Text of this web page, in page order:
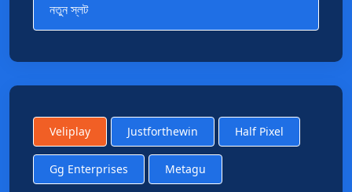
নতুন স্লট
Veliplay Justforthewin Half Pixel
Gg Enterprises Metagu